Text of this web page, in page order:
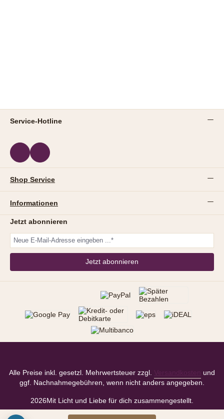
Service-Hotline
Shop Service
Informationen
Jetzt abonnieren
Jetzt abonnieren
Alle Preise inkl. gesetzl. Mehrwertsteuer zzgl. Versandkosten
und
ggf. Nachnahmegebühren, wenn nicht anders angegeben.
2026Mit Licht und Liebe für dich zusammengestellt.